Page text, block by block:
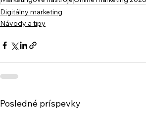
Digitálny marketing
Návody a tipy
Posledné príspevky